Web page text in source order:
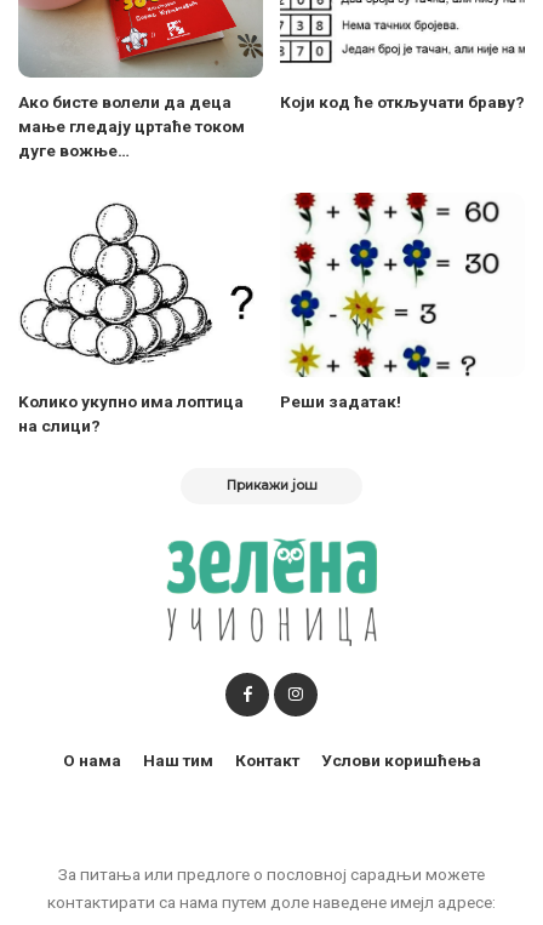
Ако бисте волели да деца
мање гледају цртаће током
дуге вожње…
Који код ће откључати браву?
Kолико укупно има лоптица
на слици?
Реши задатак!
Прикажи још
За питања или предлоге о пословној сарадњи можете
контактирати са нама путем доле наведене имејл адресе:
О нама Наш тим Контакт Услови коришћења